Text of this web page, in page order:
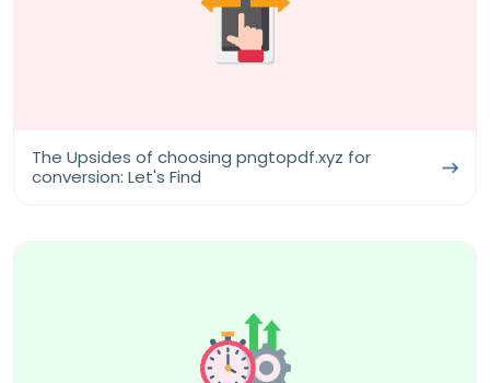
The Upsides of choosing pngtopdf.xyz for
conversion: Let's Find